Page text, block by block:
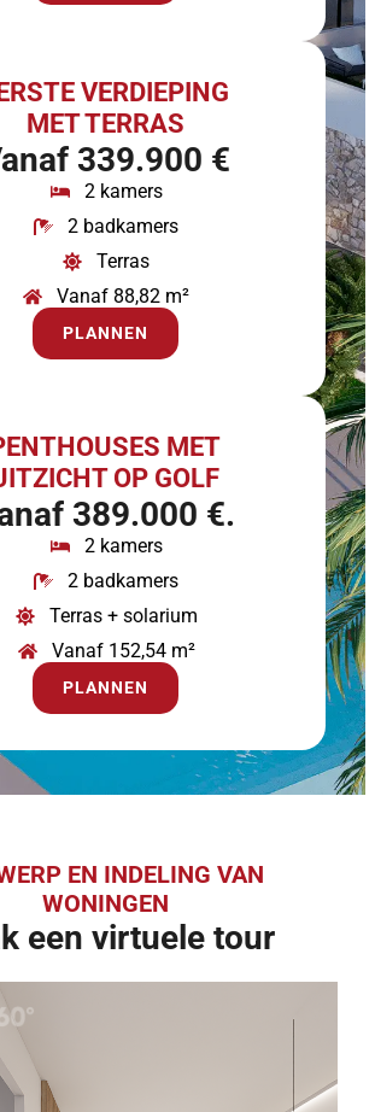
VERDIEPING
MET TERRAS
339.900 €
2 kamers
2 badkamers
Terras
Vanaf 88,82 m²
PLANNEN
MET
OP GOLF
389.000 €.
2 kamers
2 badkamers
Terras + solarium
Vanaf 152,54 m²
PLANNEN
EN INDELING VAN
WONINGEN
een virtuele tour